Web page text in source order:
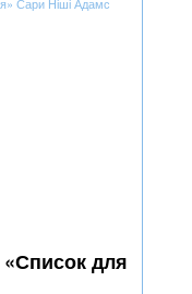
«Список для